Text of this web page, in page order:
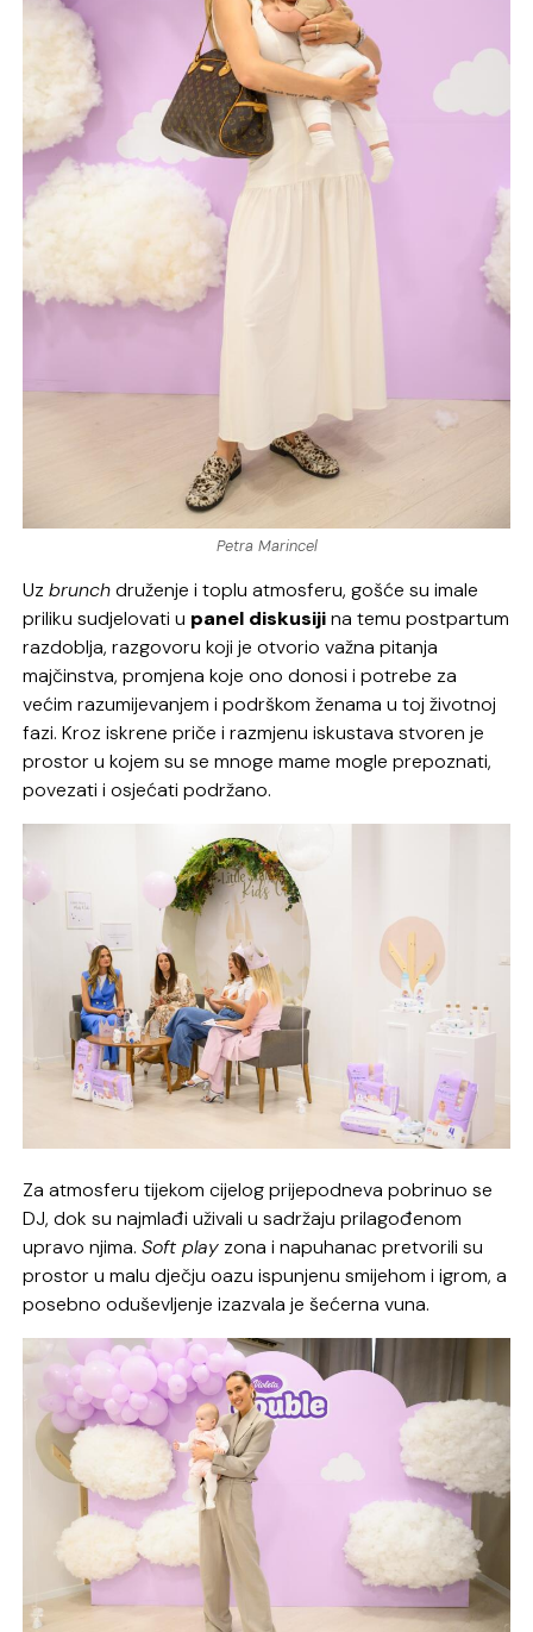
Petra Marincel
Uzbrunchdruženje i toplu atmosferu, gošće su imale
priliku sudjelovati u panel diskusijina temu postpartum
razdoblja, razgovoru koji je otvorio važna pitanja
majčinstva, promjena koje ono donosi i potrebe za
većim razumijevanjem i podrškom ženama u toj životnoj
fazi. Kroz iskrene priče i razmjenu iskustava stvoren je
prostor u kojem su se mnoge mame mogle prepoznati,
povezati i osjećati podržano.
Za atmosferu tijekom cijelog prijepodneva pobrinuo se
DJ, dok su najmlađi uživali u sadržaju prilagođenom
upravo njima.Soft play zona i napuhanac pretvorili su
prostor u malu dječju oazu ispunjenu smijehom i igrom, a
posebno oduševljenje izazvala je šećerna vuna.